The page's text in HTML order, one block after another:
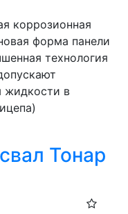
коррозионная
форма панели
технология
жидкости в
Тонар